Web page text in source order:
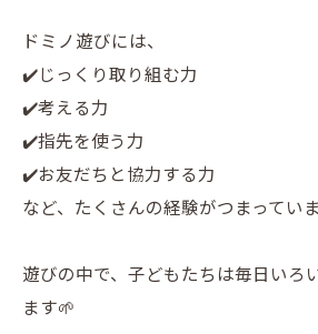
ドミノ遊びには、
✔️じっくり取り組む力
✔️考える力
✔️指先を使う力
✔️お友だちと協力する力
など、たくさんの経験がつまってい
遊びの中で、子どもたちは毎日いろ
ます🌱